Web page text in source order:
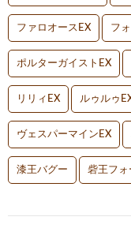
ファロオースEX フ
ポルターガイストEX
リリィEX ルゥルゥ
ヴェスパーマインEX
漆王バグー 砦王フォ